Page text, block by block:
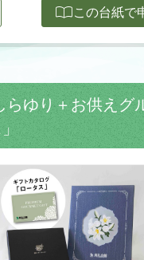
import_contactsこの台紙で
らゆり＋お供えグ